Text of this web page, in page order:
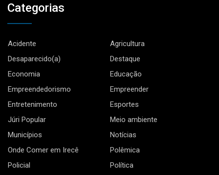
Categorias
Acidente
Agricultura
Desaparecido(a)
Destaque
Economia
Educação
Empreendedorismo
Empreender
Entretenimento
Esportes
Júri Popular
Meio ambiente
Municípios
Notícias
Onde Comer em Irecê
Polêmica
Policial
Política